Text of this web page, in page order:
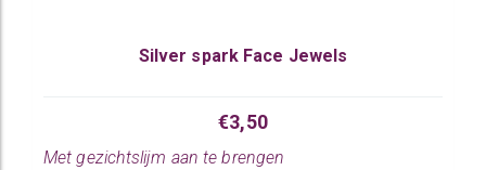
Silver spark Face Jewels
€3,50
Met gezichtslijm aan te brengen